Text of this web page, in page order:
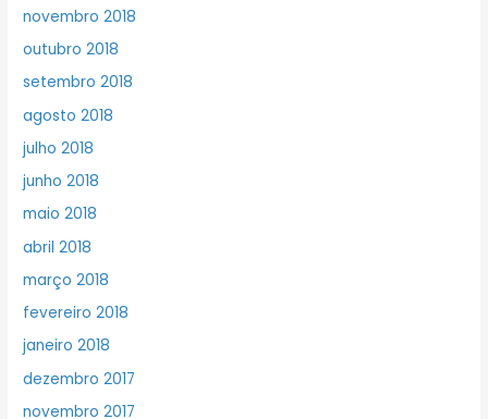
novembro 2018
outubro 2018
setembro 2018
agosto 2018
julho 2018
junho 2018
maio 2018
abril 2018
março 2018
fevereiro 2018
janeiro 2018
dezembro 2017
novembro 2017